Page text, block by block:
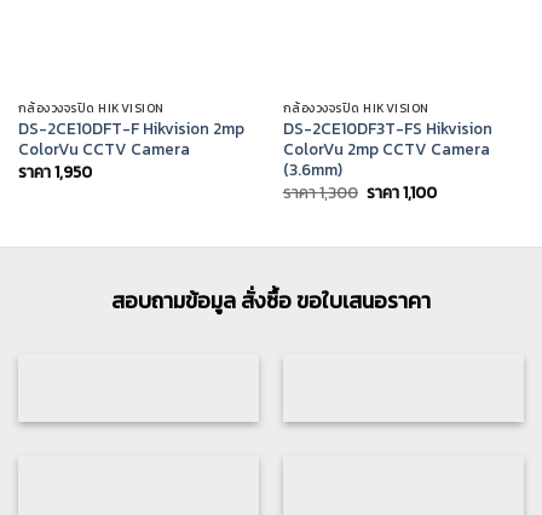
กล้องวงจรปิด HIKVISION
DS-2CE10DFT-F Hikvision 2mp
ColorVu CCTV Camera
ราคา1,950
กล้องวงจรปิด HIKVISION
DS-2CE10DF3T-FS Hikvision
ColorVu 2mp CCTV Camera
(3.6mm)
ราคา1,300 Original
price
1,300.
ราคา1,100Current
price
1,100.
สอบถามข้อมูล สั่งซื้อ ขอใบเสนอราคา